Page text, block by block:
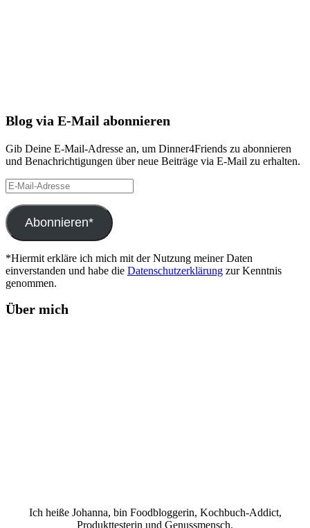
Blog via E-Mail abonnieren
Gib Deine E-Mail-Adresse an, um Dinner4Friends zu abonnieren
und Benachrichtigungen über neue Beiträge via E-Mail zu erhalten.
E-
Mail-
Adresse
Abonnieren*
*Hiermit erkläre ich mich mit der Nutzung meiner Daten
einverstanden und habe die Datenschutzerklärung zur Kenntnis
genommen.
Über mich
Ich heiße Johanna, bin Foodbloggerin, Kochbuch-Addict,
Produkttesterin und Genussmensch.